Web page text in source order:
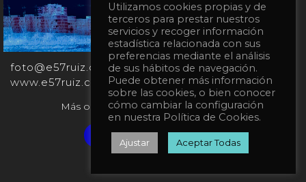
+34
651
862
863
foto@e57ruiz.com
www.e57ruiz.com
Más obras en la galería virtual Singulart:
Verified artist on Singulart
Utilizamos cookies propias y de
terceros para prestar nuestros
servicios y recoger información
estadística relacionada con sus
preferencias mediante el análisis
de sus hábitos de navegación.
Puede obtener más información
sobre las cookies, o bien conocer
cómo cambiar la configuración
en nuestra Política de Cookies.
Ajustar Aceptar Todas